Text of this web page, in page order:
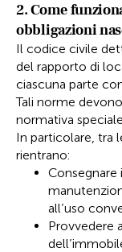
2. Come
obbligazioni
Il codice civile
del rapporto di
ciascuna parte
Tali norme
normativa
In particolare, tra
rientrano:
all’uso
Provvedere